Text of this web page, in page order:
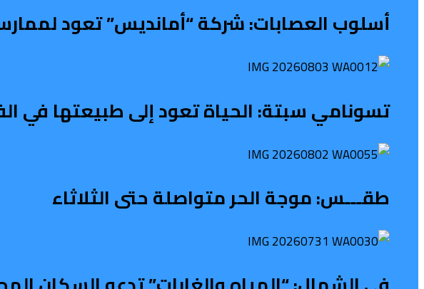
أسلوب العصابات: شركة “أمانديس” تعود
تسونامي سبتة: الحياة تعود إلى طبيعتها في
طقـــس: موجة الحر متواصلة حتى الثلاثاء